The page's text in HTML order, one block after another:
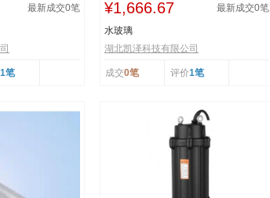
最新成交0笔
1笔
¥1,666.67 最新成交0笔
水玻璃
湖北凯泽科技有限公司
成交0笔 评价1笔